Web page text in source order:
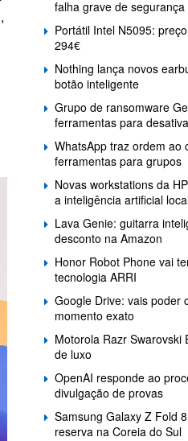
falha grave de segurança
Portátil Intel N5095:
294€
Nothing lança novos
botão inteligente
Grupo de ransomware
ferramentas para
WhatsApp traz ordem ao
ferramentas para grupos
Novas workstations da
a inteligência artificial
Lava Genie: guitarra
desconto na Amazon
Honor Robot Phone vai
tecnologia ARRI
Google Drive: vais poder
momento exato
Motorola Razr Swarovski
de luxo
OpenAI responde ao
divulgação de provas
Samsung Galaxy Z Fold
reserva na Coreia do Sul